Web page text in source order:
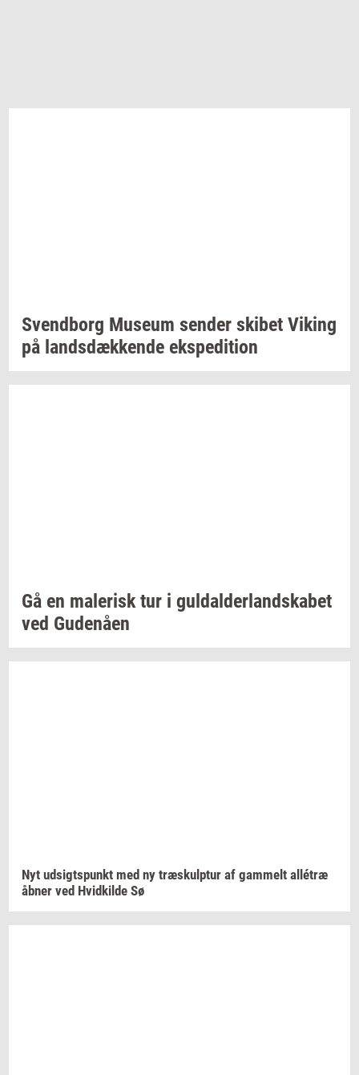
Svend­borg Mu­se­um sen­der ski­bet Viking
på lands­dæk­ken­de eks­pe­di­tion
Gå en ma­le­risktur i gul­dal­der­land­ska­bet
ved Gu­denå­en
Nyt ud­sigts­punkt med ny træskul­p­tur af gam­melt allétræ
åbner ved Hvid­kil­de Sø